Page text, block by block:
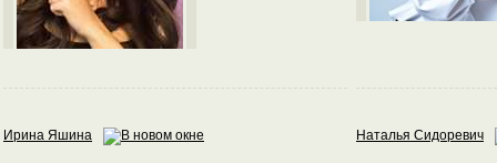
Ирина Яшина Наталья Сидоревич